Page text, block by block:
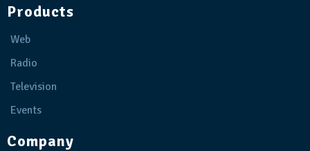
Products
Web
Radio
Television
Events
Company